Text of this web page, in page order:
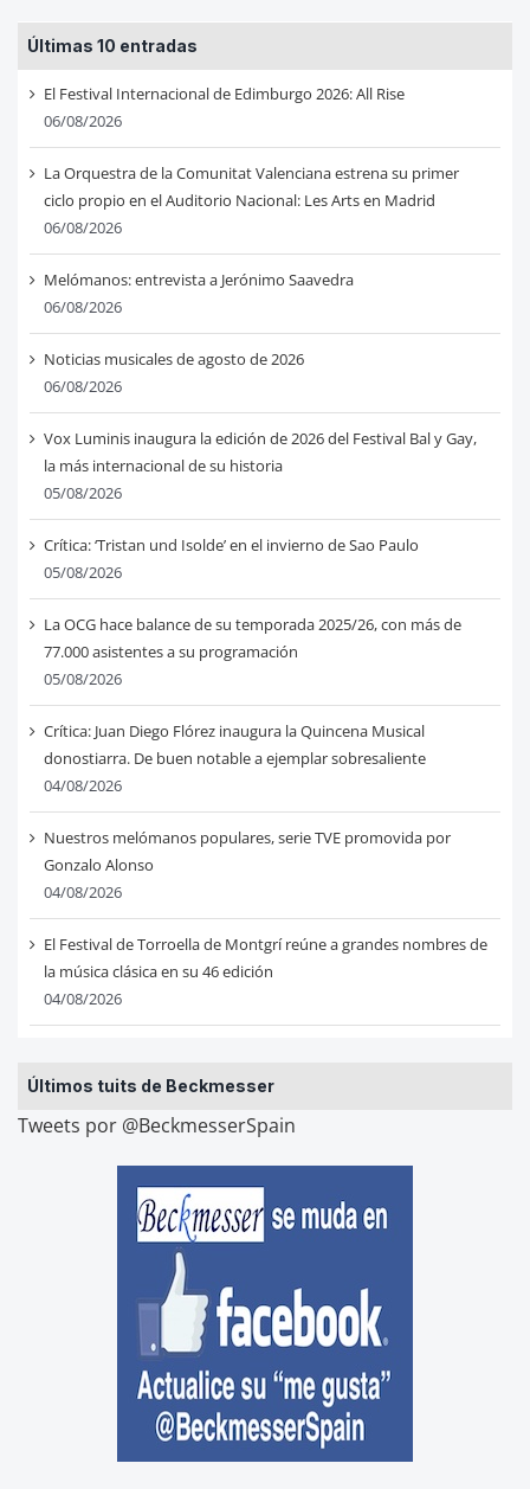
Últimas 10 entradas
El Festival Internacional de Edimburgo 2026: All Rise
06/08/2026
La Orquestra de la Comunitat Valenciana estrena su primer
ciclo propio en el Auditorio Nacional: Les Arts en Madrid
06/08/2026
Melómanos: entrevista a Jerónimo Saavedra
06/08/2026
Noticias musicales de agosto de 2026
06/08/2026
Vox Luminis inaugura la edición de 2026 del Festival Bal y Gay,
la más internacional de su historia
05/08/2026
Crítica: ‘Tristan und Isolde’ en el invierno de Sao Paulo
05/08/2026
La OCG hace balance de su temporada 2025/26, con más de
77.000 asistentes a su programación
05/08/2026
Crítica: Juan Diego Flórez inaugura la Quincena Musical
donostiarra. De buen notable a ejemplar sobresaliente
04/08/2026
Nuestros melómanos populares, serie TVE promovida por
Gonzalo Alonso
04/08/2026
El Festival de Torroella de Montgrí reúne a grandes nombres de
la música clásica en su 46 edición
04/08/2026
Últimos tuits de Beckmesser
Tweets por @BeckmesserSpain